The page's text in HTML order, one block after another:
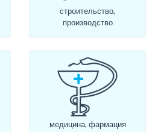
строительство,
производство
медицина, фармация